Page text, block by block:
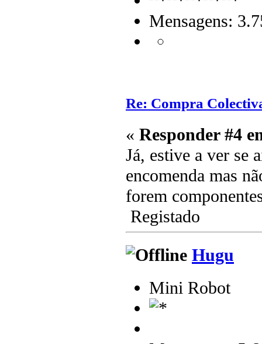
Mensagens:
Re: Compra
« Responder #4
Já, estive a ver se
encomenda mas
forem
Registado
Hugu
Mini Robot